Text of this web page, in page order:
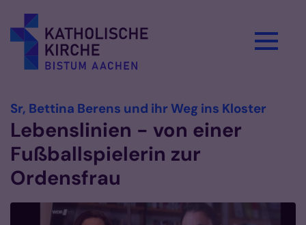
Sr, Bettina Berens und ihr Weg ins Kloster
Lebenslinien - von einer
Fußballspielerin zur
Ordensfrau